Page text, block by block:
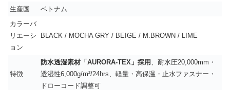
生産国
ベトナム
カラーバ
リエーシ
ョン
BLACK / MOCHA GRY / BEIGE / M.BROWN / LIME
特徴
防水透湿素材「AURORA-TEX」採用 、耐水圧20,000mm・
透湿性6,000g/m²/24hrs、軽量・高保温・止水ファスナー・
ドローコード調整可